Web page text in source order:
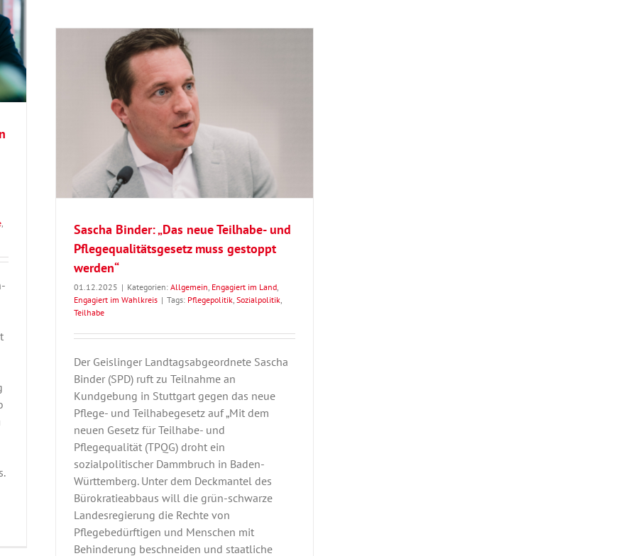
,
Sascha Binder: „Das neue Teilhabe- und
Pflegequalitätsgesetz muss gestoppt
werden“
01.12.2025 | Kategorien: Allgemein, Engagiert im Land,
Engagiert im Wahlkreis | Tags: Pflegepolitik, Sozialpolitik,
Teilhabe
Der Geislinger Landtagsabgeordnete Sascha
Binder (SPD) ruft zu Teilnahme an
Kundgebung in Stuttgart gegen das neue
Pflege- und Teilhabegesetz auf „Mit dem
neuen Gesetz für Teilhabe- und
Pflegequalität (TPQG) droht ein
sozialpolitischer Dammbruch in Baden-
Württemberg. Unter dem Deckmantel des
Bürokratieabbaus will die grün-schwarze
Landesregierung die Rechte von
Pflegebedürftigen und Menschen mit
Behinderung beschneiden und staatliche